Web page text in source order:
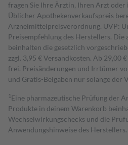
fragen Sie Ihre Ärztin, Ihren Arzt oder
Üblicher Apothekenverkaufspreis
Arzneimittelpreisverordnung. UVP:
Preisempfehlung des Herstellers. Die
beinhalten die gesetzlich
zzgl. 3,95 € Versandkosten. Ab 29,00
frei. Preisänderungen und Irrtümer
und Gratis-Beigaben nur solange der
1 Eine pharmazeutische Prüfung der
Produkte in deinem Warenkorb
Wechselwirkungschecks und die
Anwendungshinweise des Herstellers.